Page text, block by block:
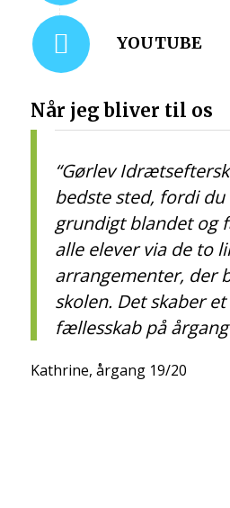
YOUTUBE
Når jeg bliver til os
“Gørlev
bedste sted, fordi
grundigt blandet og
alle elever via de to
arrangementer, der
skolen. Det skaber
fællesskab på
Kathrine, årgang 19/20